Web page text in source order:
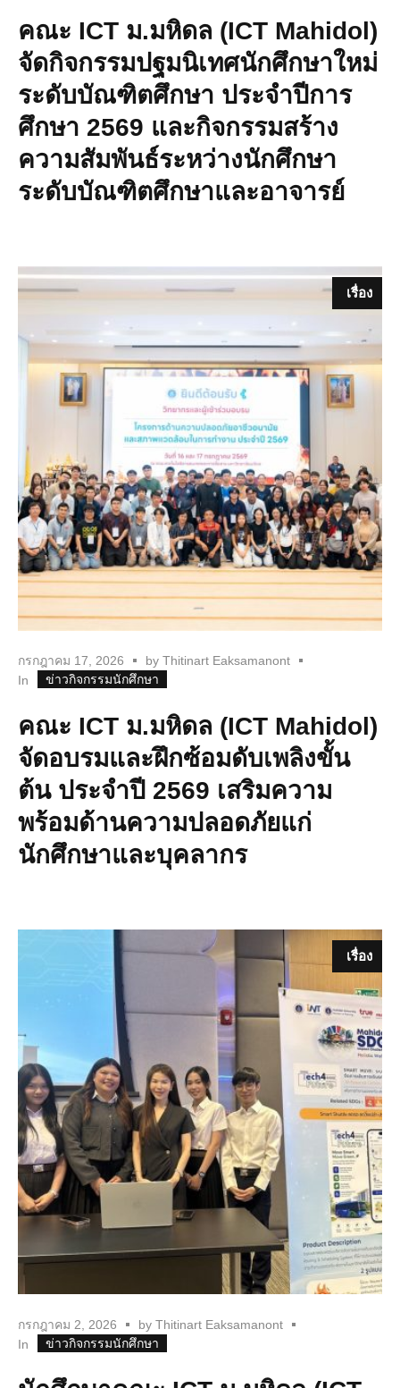
คณะ ICT ม.มหิดล (ICT Mahidol)
จัดกิจกรรมปฐมนิเทศนักศึกษาใหม่
ระดับบัณฑิตศึกษา ประจำปีการ
ศึกษา 2569 และกิจกรรมสร้าง
ความสัมพันธ์ระหว่างนักศึกษา
ระดับบัณฑิตศึกษาและอาจารย์
เรื่อง
กรกฎาคม 17, 2026 by Thitinart Eaksamanont
In
ข่าวกิจกรรมนักศึกษา
คณะ ICT ม.มหิดล (ICT Mahidol)
จัดอบรมและฝึกซ้อมดับเพลิงขั้น
ต้น ประจำปี 2569 เสริมความ
พร้อมด้านความปลอดภัยแก่
นักศึกษาและบุคลากร
เรื่อง
กรกฎาคม 2, 2026 by Thitinart Eaksamanont
In
ข่าวกิจกรรมนักศึกษา